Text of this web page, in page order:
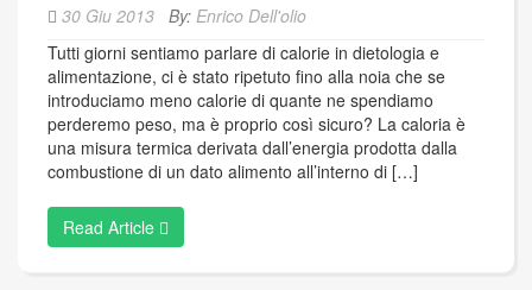
30 Giu 2013 By: Enrico Dell'olio
Tutti giorni sentiamo parlare di calorie in dietologia e
alimentazione, ci è stato ripetuto fino alla noia che se
introduciamo meno calorie di quante ne spendiamo
perderemo peso, ma è proprio così sicuro? La caloria è
una misura termica derivata dall’energia prodotta dalla
combustione di un dato alimento all’interno di […]
Read Article